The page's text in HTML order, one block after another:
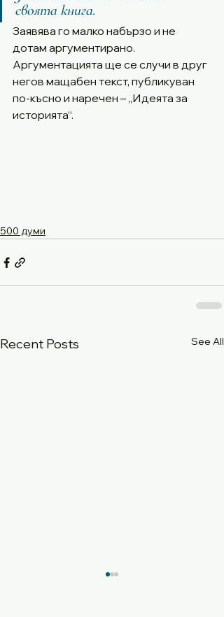
своята книга.
Заявява го малко набързо и не
дотам аргументирано.
Аргументацията ще се случи в друг
негов мащабен текст, публикуван
по-късно и наречен – „Идеята за
историята“.
500 думи
Recent Posts See All